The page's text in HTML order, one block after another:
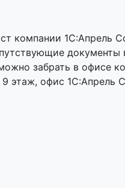
компании 1С:Апрель
документы
забрать в офисе
9 этаж, офис 1С:Апрель